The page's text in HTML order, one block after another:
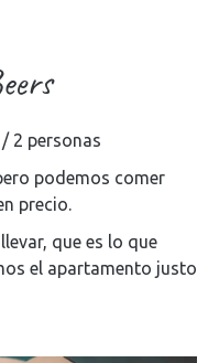
2 personas
podemos comer
precio.
que es lo que
el apartamento justo